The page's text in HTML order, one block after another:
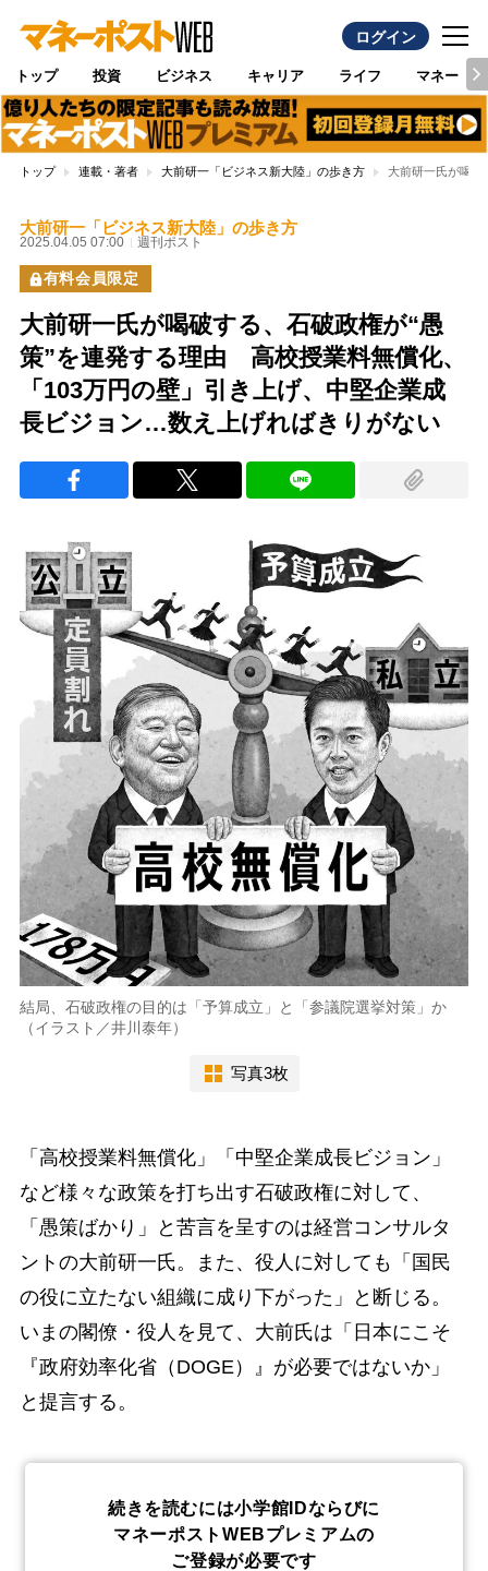
ログイン
トップ 投資 ビジネス キャリア ライフ マネー
トップ 連載・著者 大前研一「ビジネス新大陸」の歩き方 大前研一氏が喝
大前研一「ビジネス新大陸」の歩き方
2025.04.05 07:00 週刊ポスト
有料会員限定
大前研一氏が喝破する、石破政権が“愚
策”を連発する理由 高校授業料無償化、
「103万円の壁」引き上げ、中堅企業成
長ビジョン…数え上げればきりがない
結局、石破政権の目的は「予算成立」と「参議院選挙対策」か
（イラスト／井川泰年）
写真3枚
「高校授業料無償化」「中堅企業成長ビジョン」
など様々な政策を打ち出す石破政権に対して、
「愚策ばかり」と苦言を呈すのは経営コンサルタ
ントの大前研一氏。また、役人に対しても「国民
の役に立たない組織に成り下がった」と断じる。
いまの閣僚・役人を見て、大前氏は「日本にこそ
『政府効率化省（DOGE）』が必要ではないか」
と提言する。
続きを読むには小学館IDならびに
マネーポストWEBプレミアムの
ご登録が必要です